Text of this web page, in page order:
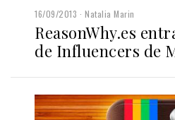
16/09/2013 Natalia Marin
ReasonWhy.es
de Influencers de